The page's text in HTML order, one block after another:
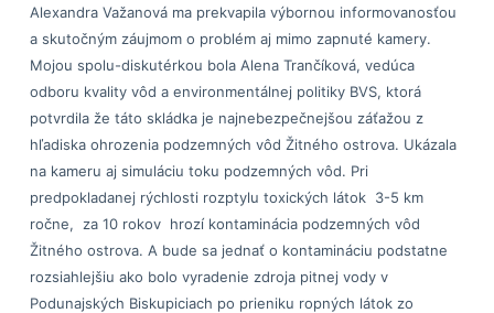
Alexandra Važanová ma prekvapila výbornou informovanosťou
a skutočným záujmom o problém aj mimo zapnuté kamery.
Mojou spolu-diskutérkou bola Alena Trančíková, vedúca
odboru kvality vôd a environmentálnej politiky BVS, ktorá
potvrdila že táto skládka je najnebezpečnejšou záťažou z
hľadiska ohrozenia podzemných vôd Žitného ostrova. Ukázala
na kameru aj simuláciu toku podzemných vôd. Pri
predpokladanej rýchlosti rozptylu toxických látok 3-5 km
ročne, za 10 rokov hrozí kontaminácia podzemných vôd
Žitného ostrova. A bude sa jednať o kontamináciu podstatne
rozsiahlejšiu ako bolo vyradenie zdroja pitnej vody v
Podunajských Biskupiciach po prieniku ropných látok zo